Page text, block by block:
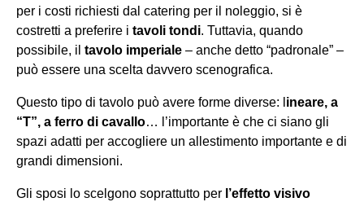
per i costi richiesti dal catering per il noleggio, si è
costretti a preferire i tavoli tondi. Tuttavia, quando
possibile, il tavolo imperiale – anche detto “padronale” –
può essere una scelta davvero scenografica.
Questo tipo di tavolo può avere forme diverse: l ineare, a
“T”, a ferro di cavallo… l’importante è che ci siano gli
spazi adatti per accogliere un allestimento importante e di
grandi dimensioni.
Gli sposi lo scelgono soprattutto per l’effetto visivo